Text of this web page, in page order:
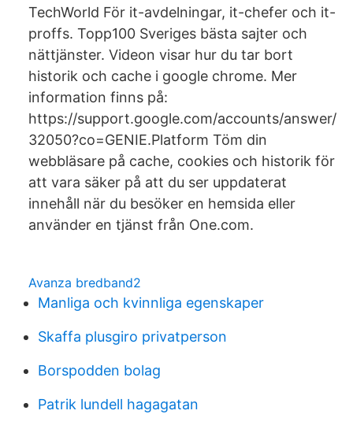
TechWorld För it-avdelningar, it-chefer och it-
proffs. Topp100 Sveriges bästa sajter och
nättjänster. Videon visar hur du tar bort
historik och cache i google chrome. Mer
information finns på:
https://support.google.com/accounts/answer/
32050?co=GENIE.Platform Töm din
webbläsare på cache, cookies och historik för
att vara säker på att du ser uppdaterat
innehåll när du besöker en hemsida eller
använder en tjänst från One.com.
Avanza bredband2
Manliga och kvinnliga egenskaper
Skaffa plusgiro privatperson
Borspodden bolag
Patrik lundell hagagatan